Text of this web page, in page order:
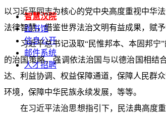
智慧汉院
图书馆
信息公开
邮件系统
人才招聘
以习近平同志为核心的党中央高度重视中华
法律智慧，借鉴世界法治文明有益成果，赋
习近平总书记汲取“民惟邦本、本固邦
的治国策略，强调依法治国与以德治国相结
达、利益协调、权益保障通道，保障人民群
环境，保障中华民族永续发展，等等。
在习近平法治思想指引下，民法典高度